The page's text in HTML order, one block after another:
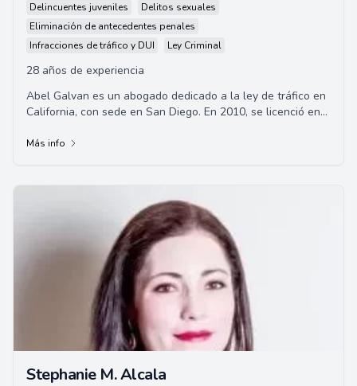
Delincuentes juveniles
Delitos sexuales
Eliminación de antecedentes penales
Infracciones de tráfico y DUI
Ley Criminal
28 años de experiencia
Abel Galvan es un abogado dedicado a la ley de tráfico en
California, con sede en San Diego. En 2010, se licenció en
Thomas Jefferson School of Law.
Más info
Stephanie M. Alcala